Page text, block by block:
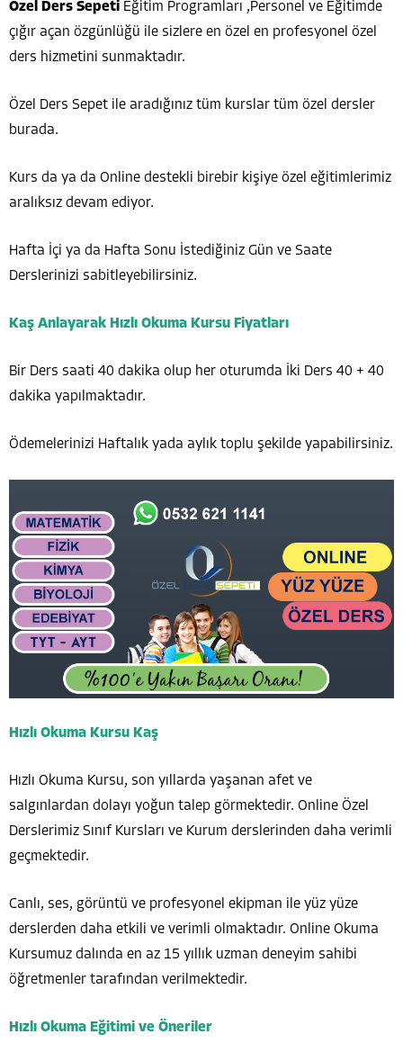
Özel Ders Sepeti Eğitim Programları ,Personel ve Eğitimde
çığır açan özgünlüğü ile sizlere en özel en profesyonel özel
ders hizmetini sunmaktadır.
Özel Ders Sepet ile aradığınız tüm kurslar tüm özel dersler
burada.
Kurs da ya da Online destekli birebir kişiye özel eğitimlerimiz
aralıksız devam ediyor.
Hafta İçi ya da Hafta Sonu İstediğiniz Gün ve Saate
Derslerinizi sabitleyebilirsiniz.
Kaş Anlayarak Hızlı Okuma Kursu Fiyatları
Bir Ders saati 40 dakika olup her oturumda İki Ders 40 + 40
dakika yapılmaktadır.
Ödemelerinizi Haftalık yada aylık toplu şekilde yapabilirsiniz.
Hızlı Okuma Kursu Kaş
Hızlı Okuma Kursu, son yıllarda yaşanan afet ve
salgınlardan dolayı yoğun talep görmektedir. Online Özel
Derslerimiz Sınıf Kursları ve Kurum derslerinden daha verimli
geçmektedir.
Canlı, ses, görüntü ve profesyonel ekipman ile yüz yüze
derslerden daha etkili ve verimli olmaktadır. Online Okuma
Kursumuz dalında en az 15 yıllık uzman deneyim sahibi
öğretmenler tarafından verilmektedir.
Hızlı Okuma Eğitimi ve Öneriler